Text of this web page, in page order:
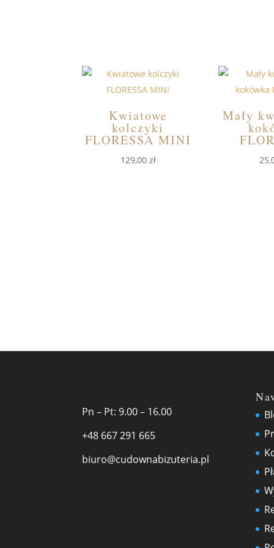
Kwiatowe
kolczyki
FLORESSA MINI
129,00 zł
Mały
Pn – Pt: 9.00 – 16.00
+48 667 291 665
biuro@cudownabizuteria.pl